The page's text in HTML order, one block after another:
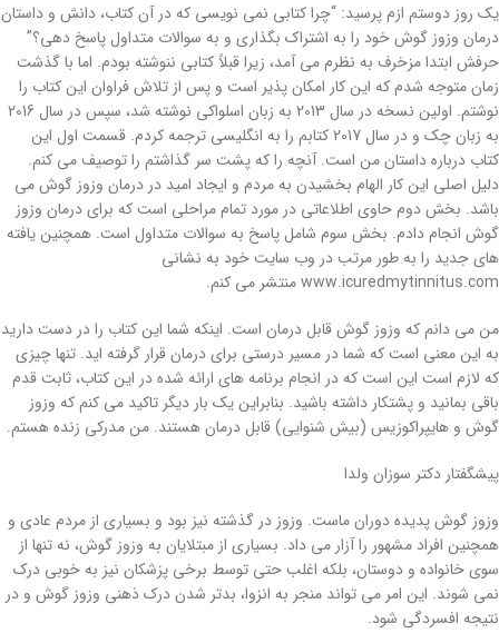
یک روز دوستم ازم پرسید: “چرا کتابی نمی نویسی که در آن کتاب، دانش و داستان
درمان وزوز گوش خود را به اشتراک بگذاری و به سوالات متداول پاسخ دهی؟”
حرفش ابتدا مزخرف به نظرم می آمد، زیرا قبلاً کتابی ننوشته بودم. اما با گذشت
زمان متوجه شدم که این کار امکان پذیر است و پس از تلاش فراوان این کتاب را
نوشتم. اولین نسخه در سال 2013 به زبان اسلواکی نوشته شد، سپس در سال 2016
به زبان چک و در سال 2017 کتابم را به انگلیسی ترجمه کردم. قسمت اول این
کتاب درباره داستان من است. آنچه را که پشت سر گذاشتم را توصیف می کنم.
دلیل اصلی این کار الهام بخشیدن به مردم و ایجاد امید در درمان وزوز گوش می
باشد. بخش دوم حاوی اطلاعاتی در مورد تمام مراحلی است که برای درمان وزوز
گوش انجام دادم. بخش سوم شامل پاسخ به سوالات متداول است. همچنین یافته
های جدید را به طور مرتب در وب سایت خود به نشانی
www.icuredmytinnitus.com منتشر می کنم.
من می دانم که وزوز گوش قابل درمان است. اینکه شما این کتاب را در دست دارید
به این معنی است که شما در مسیر درستی برای درمان قرار گرفته اید. تنها چیزی
که لازم است این است که در انجام برنامه های ارائه شده در این کتاب، ثابت قدم
باقی بمانید و پشتکار داشته باشید. بنابراین یک بار دیگر تاکید می کنم که وزوز
گوش و هایپراکوزیس (بیش شنوایی) قابل درمان هستند. من مدرکی زنده هستم.
پیشگفتار دکتر سوزان ولدا
وزوز گوش پدیده دوران ماست. وزوز در گذشته نیز بود و بسیاری از مردم عادی و
همچنین افراد مشهور را آزار می داد. بسیاری از مبتلایان به وزوز گوش، نه تنها از
سوی خانواده و دوستان، بلکه اغلب حتی توسط برخی پزشکان نیز به خوبی درک
نمی شوند. این امر می تواند منجر به انزوا، بدتر شدن درک ذهنی وزوز گوش و در
نتیجه افسردگی شود.